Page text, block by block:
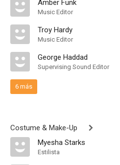
Amber Funk
Music Editor
Troy Hardy
Music Editor
George Haddad
Supervising Sound Editor
6 más
Costume & Make-Up
Myesha Starks
Estilista